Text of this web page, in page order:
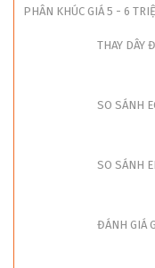
PHÂN KHÚC GIÁ 5 - 6
THAY DÂY
SO SÁNH
SO SÁNH
ĐÁNH GIÁ